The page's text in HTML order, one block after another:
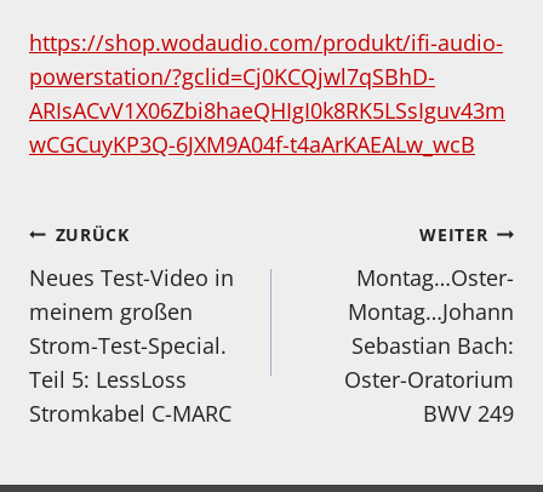
https://shop.wodaudio.com/produkt/ifi-audio-
powerstation/?gclid=Cj0KCQjwl7qSBhD-
ARIsACvV1X06Zbi8haeQHIgI0k8RK5LSsIguv43m
wCGCuyKP3Q-6JXM9A04f-t4aArKAEALw_wcB
Beitragsnavigation
ZURÜCK
Neues Test-Video in
meinem großen
Strom-Test-Special.
Teil 5: LessLoss
Stromkabel C-MARC
WEITER
Montag…Oster-
Montag…Johann
Sebastian Bach:
Oster-Oratorium
BWV 249